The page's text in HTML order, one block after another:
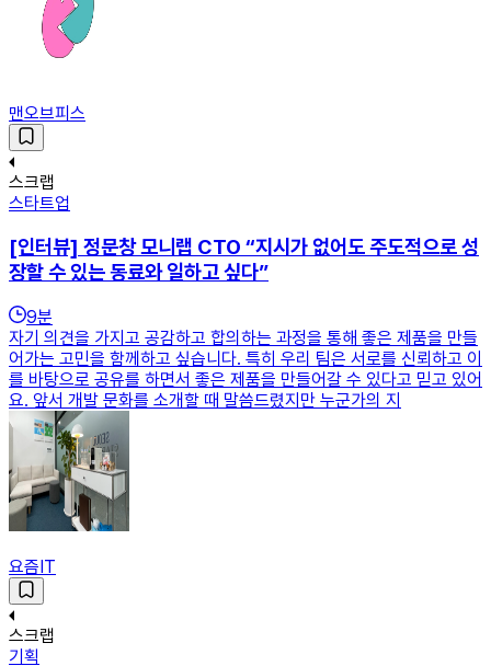
맨오브피스
스크랩
스타트업
[인터뷰] 정문창 모니랩 CTO “지시가 없어도 주도적으로 성
장할 수 있는 동료와 일하고 싶다”
9분
자기 의견을 가지고 공감하고 합의하는 과정을 통해 좋은 제품을 만들
어가는 고민을 함께하고 싶습니다. 특히 우리 팀은 서로를 신뢰하고 이
를 바탕으로 공유를 하면서 좋은 제품을 만들어갈 수 있다고 믿고 있어
요. 앞서 개발 문화를 소개할 때 말씀드렸지만 누군가의 지
요즘IT
스크랩
기획